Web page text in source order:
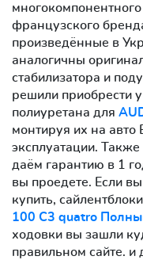
французского
произведённые в
аналогичны
стабилизатора и
решили приобрести
полиуретана для
монтируя их на авто
эксплуатации.
даём гарантию в 1
вы проедете. Если
купить,
100 C3 quatro
ходовки вы зашли
правильном сайте. и